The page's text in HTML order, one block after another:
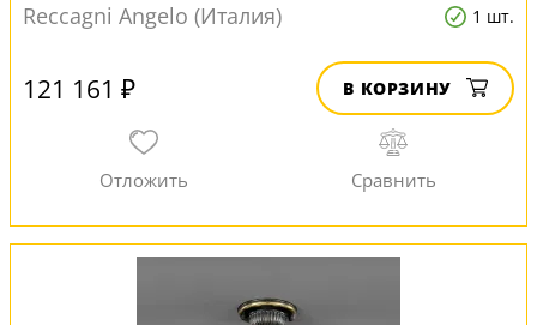
Reccagni Angelo (Италия) 1 шт.
121 161 ₽ В КОРЗИНУ